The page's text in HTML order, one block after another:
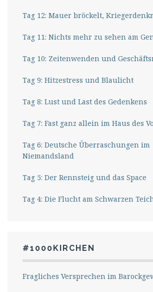
Tag 12: Mauer bröckelt,
Tag 11: Nichts mehr zu sehen am
Tag 10: Zeitenwenden und
Tag 9: Hitzestress und Blaulicht
Tag 8: Lust und Last des Gedenkens
Tag 7: Fast ganz allein im Haus des
Tag 6: Deutsche Überraschungen im
Niemandsland
Tag 5: Der Rennsteig und das Space
Tag 4: Die Flucht am Schwarzen
#1000KIRCHEN
Fragliches Versprechen im